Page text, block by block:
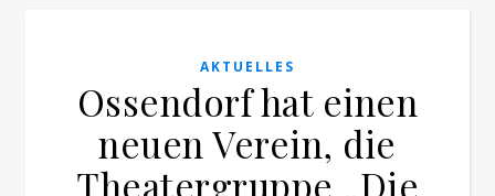
AKTUELLES
Ossendorf hat einen
neuen Verein, die
Theatergruppe „Die